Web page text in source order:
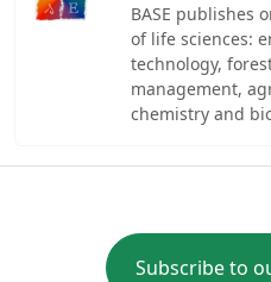
BASE publishes
of life sciences:
technology,
management,
chemistry and
Subscribe to